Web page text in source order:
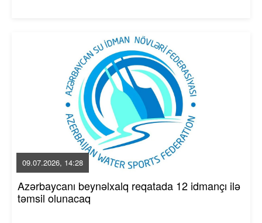
09.07.2026, 14:28
Azərbaycanı beynəlxalq reqatada 12 idmançı ilə
təmsil olunacaq